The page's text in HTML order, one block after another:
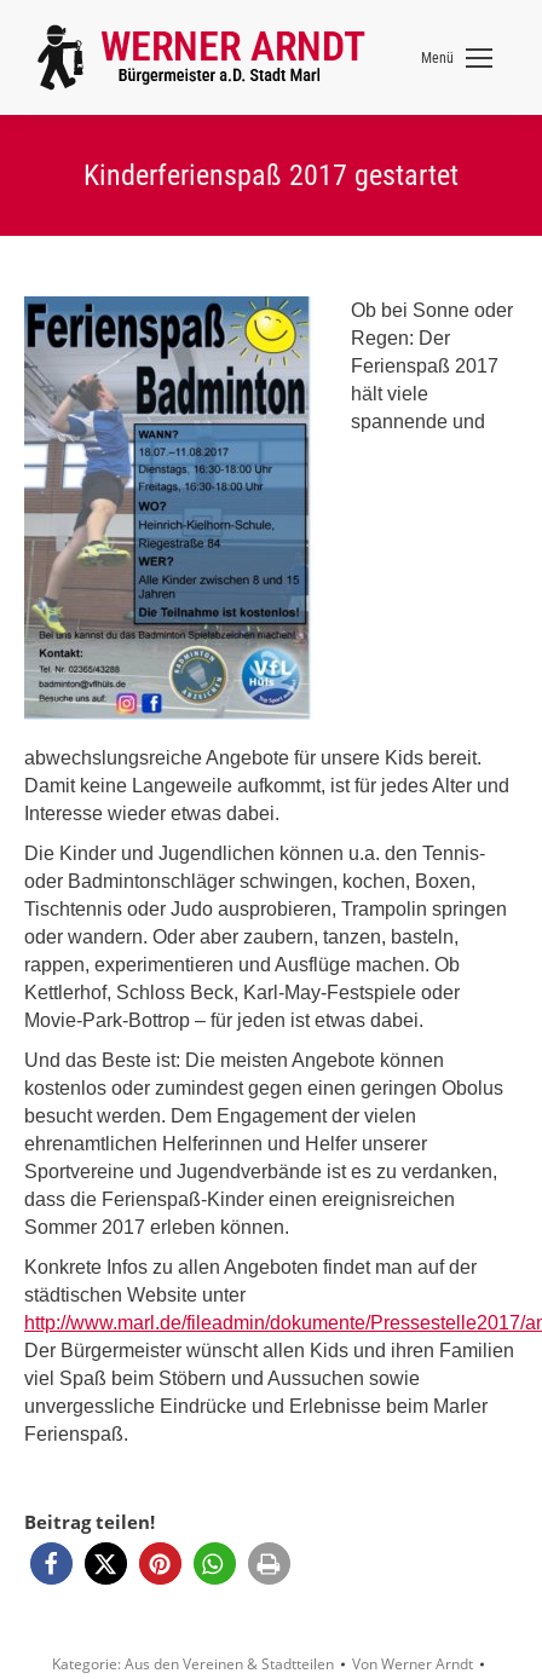
Menü
Kinderferienspaß 2017 gestartet
Ob bei Sonne oder
Regen: Der
Ferienspaß 2017
hält viele
spannende und
abwechslungsreiche Angebote für unsere Kids bereit.
Damit keine Langeweile aufkommt, ist für jedes Alter und
Interesse wieder etwas dabei.
Die Kinder und Jugendlichen können u.a. den Tennis-
oder Badmintonschläger schwingen, kochen, Boxen,
Tischtennis oder Judo ausprobieren, Trampolin springen
oder wandern. Oder aber zaubern, tanzen, basteln,
rappen, experimentieren und Ausflüge machen. Ob
Kettlerhof, Schloss Beck, Karl-May-Festspiele oder
Movie-Park-Bottrop – für jeden ist etwas dabei.
Und das Beste ist: Die meisten Angebote können
kostenlos oder zumindest gegen einen geringen Obolus
besucht werden. Dem Engagement der vielen
ehrenamtlichen Helferinnen und Helfer unserer
Sportvereine und Jugendverbände ist es zu verdanken,
dass die Ferienspaß-Kinder einen ereignisreichen
Sommer 2017 erleben können.
Konkrete Infos zu allen Angeboten findet man auf der
städtischen Website unter
http://www.marl.de/fileadmin/dokumente/Pressestelle2017/
Der Bürgermeister wünscht allen Kids und ihren Familien
viel Spaß beim Stöbern und Aussuchen sowie
unvergessliche Eindrücke und Erlebnisse beim Marler
Ferienspaß.
Beitrag teilen!
Kategorie:Aus den Vereinen & Stadtteilen VonWerner Arndt